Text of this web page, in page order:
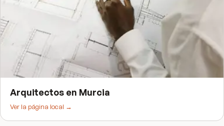
Arquitectos en Murcia
Ver la página local →